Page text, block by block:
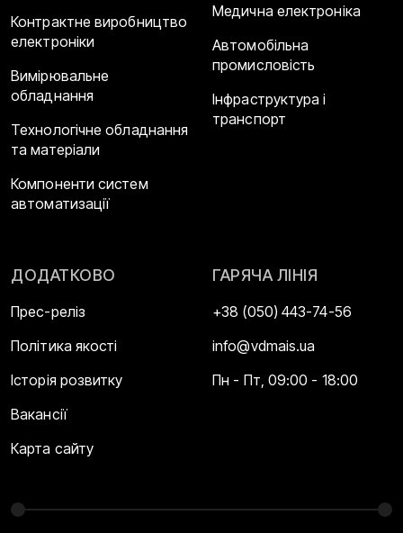
Контрактне виробництво
електроніки
Вимірювальне
обладнання
Технологічне обладнання
та матеріали
Компоненти систем
автоматизації
Медична електроніка
Автомобільна
промисловість
Інфраструктура і
транспорт
ДОДАТКОВО
Прес-реліз
Політика якості
Історія розвитку
Вакансії
Карта сайту
ГАРЯЧА ЛІНІЯ
+38 (050) 443-74-56
info@vdmais.ua
Пн - Пт, 09:00 - 18:00